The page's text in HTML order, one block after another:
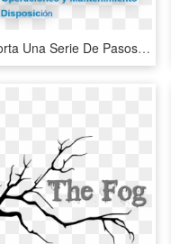
El Sdlc Aporta Una Serie De Pasos A Seguir Con La Finalidad - Que Es El Ciclo De Vida Del Software, HD Png Download